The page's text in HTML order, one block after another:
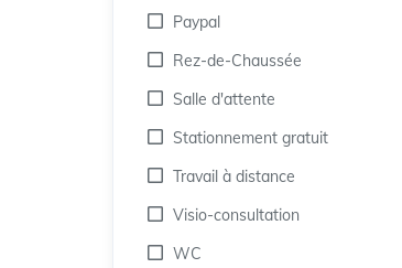
Paypal
Rez-de-Chaussée
Salle d'attente
Stationnement gratuit
Travail à distance
Visio-consultation
WC